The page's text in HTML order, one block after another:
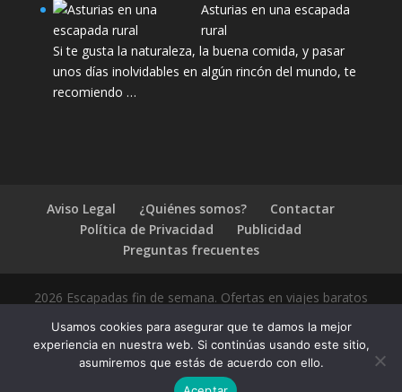
Asturias en una escapada
rural
Si te gusta la naturaleza, la buena comida, y pasar
unos días inolvidables en algún rincón del mundo, te
recomiendo …
Aviso Legal ¿Quiénes somos?
Contactar
Política de Privacidad
Publicidad
Preguntas frecuentes
2026 Escapadas fin de semana. Ofertas en viajes baratos
Usamos cookies para asegurar que te damos la mejor
experiencia en nuestra web. Si continúas usando este sitio,
asumiremos que estás de acuerdo con ello.